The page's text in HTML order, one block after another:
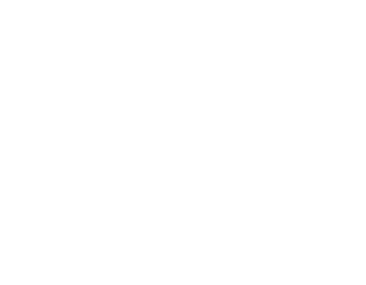
Kolor: Czarne, Rozmiar: M